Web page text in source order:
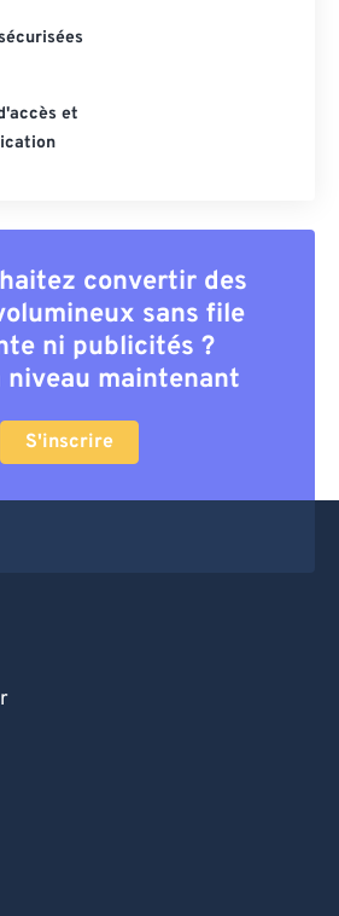
et
convertir des
sans file
ni publicités ?
niveau maintenant
S'inscrire